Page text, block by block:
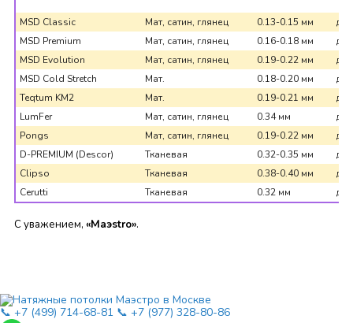
MSD Classic Мат, сатин, глянец 0.13-0.15 мм
до
MSD Premium
Мат, сатин, глянец 0.16-0.18 мм
до
MSD Evolution
Мат, сатин, глянец 0.19-0.22 мм
до
MSD Cold Stretch
Мат. 0.18-0.20 мм
до
Teqtum KM2
Мат. 0.19-0.21 мм
до
LumFer
Мат, сатин, глянец 0.34 мм
до
Pongs
Мат, сатин, глянец 0.19-0.22 мм
до
D-PREMIUM (Descor)
Тканевая 0.32-0.35 мм
до
Clipso
Тканевая 0.38-0.40 мм
до
Cerutti
Тканевая 0.32 мм до
С уважением, «Маэstro».
📞 +7 (499) 714-68-81 📞 +7 (977) 328-80-86